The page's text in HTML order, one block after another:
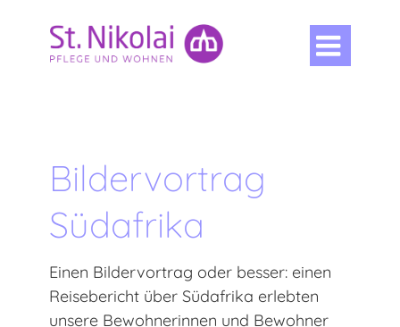

Bildervortrag
Südafrika
Einen Bildervortrag oder besser: einen
Reisebericht über Südafrika erlebten
unsere Bewohnerinnen und Bewohner